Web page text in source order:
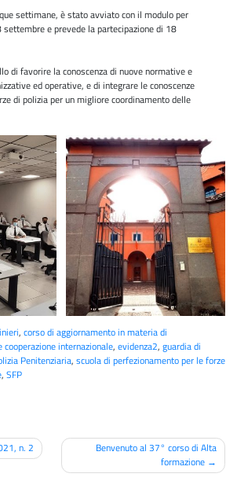
settimane, è stato avviato con il modulo per
settembre e prevede la partecipazione di 18
di favorire la conoscenza di nuove normative e
ed operative, e di integrare le conoscenze
di polizia per un migliore coordinamento delle
, corso di aggiornamento in materia di
internazionale, evidenza2, guardia di
Penitenziaria, scuola di perfezionamento per le forze
, SFP
n. 2
Benvenuto al 37° corso di Alta
formazione